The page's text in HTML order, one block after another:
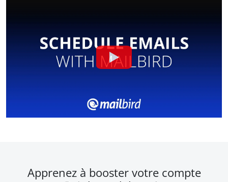
Apprenez à booster votre compte